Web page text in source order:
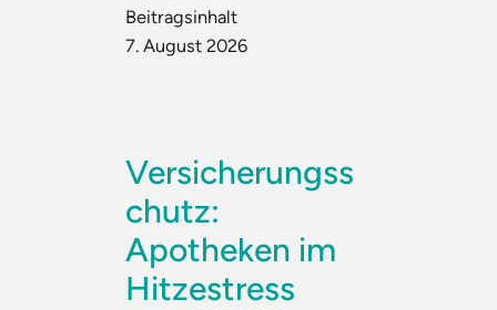
Beitragsinhalt
7. August 2026
Versicherungss
chutz:
Apotheken im
Hitzestress